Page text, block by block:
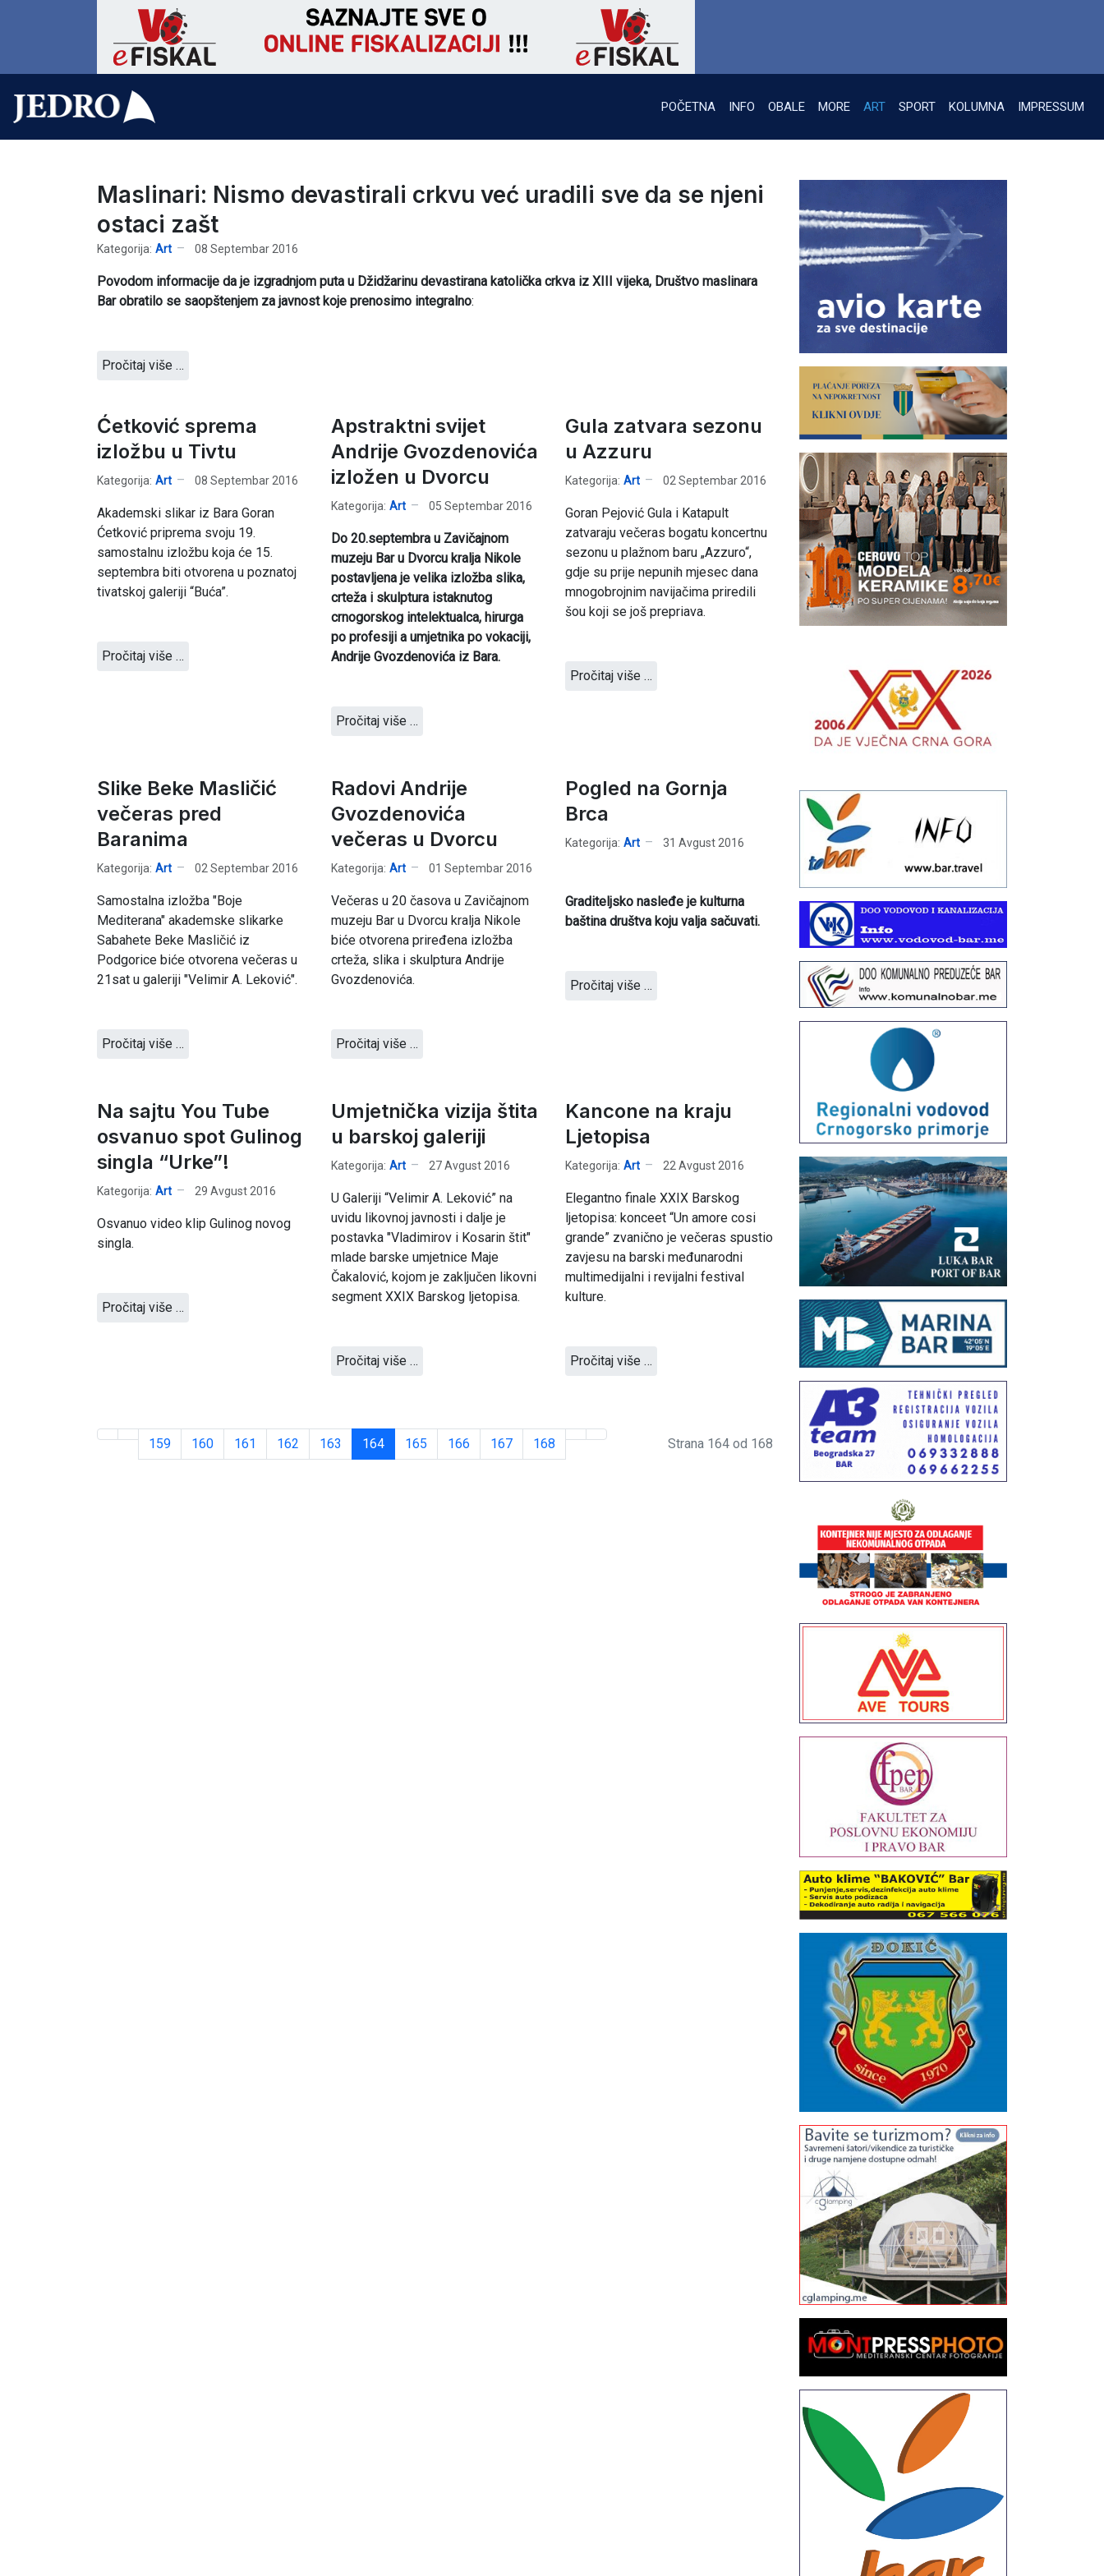
POČETNA INFO OBALE MORE ART SPORT KOLUMNA IMPRESSUM
Maslinari: Nismo devastirali crkvu već uradili sve da se njeni
ostaci zašt
Kategorija: Art 08 Septembar 2016
Povodom informacije da je izgradnjom puta u Džidžarinu devastirana katolička crkva iz XIII vijeka, Društvo maslinara
Bar obratilo se saopštenjem za javnost koje prenosimo integralno:
Pročitaj više …
Ćetković sprema
izložbu u Tivtu
Kategorija: Art 08 Septembar 2016
Akademski slikar iz Bara Goran
Ćetković priprema svoju 19.
samostalnu izložbu koja će 15.
septembra biti otvorena u poznatoj
tivatskoj galeriji “Buća”.
Pročitaj više …
Apstraktni svijet
Andrije Gvozdenovića
izložen u Dvorcu
Kategorija: Art 05 Septembar 2016
Do 20.septembra u Zavičajnom
muzeju Bar u Dvorcu kralja Nikole
postavljena je velika izložba slika,
crteža i skulptura istaknutog
crnogorskog intelektualca, hirurga
po profesiji a umjetnika po vokaciji,
Andrije Gvozdenovića iz Bara.
Pročitaj više …
Gula zatvara sezonu
u Azzuru
Kategorija: Art 02 Septembar 2016
Goran Pejović Gula i Katapult
zatvaraju večeras bogatu koncertnu
sezonu u plažnom baru „Azzuro“,
gdje su prije nepunih mjesec dana
mnogobrojnim navijačima priredili
šou koji se još prepriava.
Pročitaj više …
Slike Beke Masličić
večeras pred
Baranima
Kategorija: Art 02 Septembar 2016
Samostalna izložba "Boje
Mediterana" akademske slikarke
Sabahete Beke Masličić iz
Podgorice biće otvorena večeras u
21sat u galeriji "Velimir A. Leković".
Pročitaj više …
Radovi Andrije
Gvozdenovića
večeras u Dvorcu
Kategorija: Art 01 Septembar 2016
Večeras u 20 časova u Zavičajnom
muzeju Bar u Dvorcu kralja Nikole
biće otvorena priređena izložba
crteža, slika i skulptura Andrije
Gvozdenovića.
Pročitaj više …
Pogled na Gornja
Brca
Kategorija: Art 31 Avgust 2016
Graditeljsko nasleđe je kulturna
baština društva koju valja sačuvati.
Pročitaj više …
Na sajtu You Tube
osvanuo spot Gulinog
singla “Urke”!
Kategorija: Art 29 Avgust 2016
Osvanuo video klip Gulinog novog
singla.
Pročitaj više …
Umjetnička vizija štita
u barskoj galeriji
Kategorija: Art 27 Avgust 2016
U Galeriji “Velimir A. Leković” na
uvidu likovnoj javnosti i dalje je
postavka "Vladimirov i Kosarin štit"
mlade barske umjetnice Maje
Čakalović, kojom je zaključen likovni
segment XXIX Barskog ljetopisa.
Pročitaj više …
Kancone na kraju
Ljetopisa
Kategorija: Art 22 Avgust 2016
Elegantno finale XXIX Barskog
ljetopisa: konceet “Un amore cosi
grande” zvanično je večeras spustio
zavjesu na barski međunarodni
multimedijalni i revijalni festival
kulture.
Pročitaj više …
159 160 161 162 163 164 165 166 167 168 Strana 164 od 168